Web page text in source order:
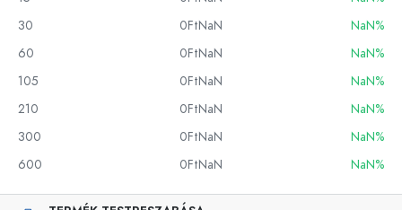
30
0FtNaN
NaN%
60
0FtNaN
NaN%
105
0FtNaN
NaN%
210
0FtNaN
NaN%
300
0FtNaN
NaN%
600
0FtNaN NaN%